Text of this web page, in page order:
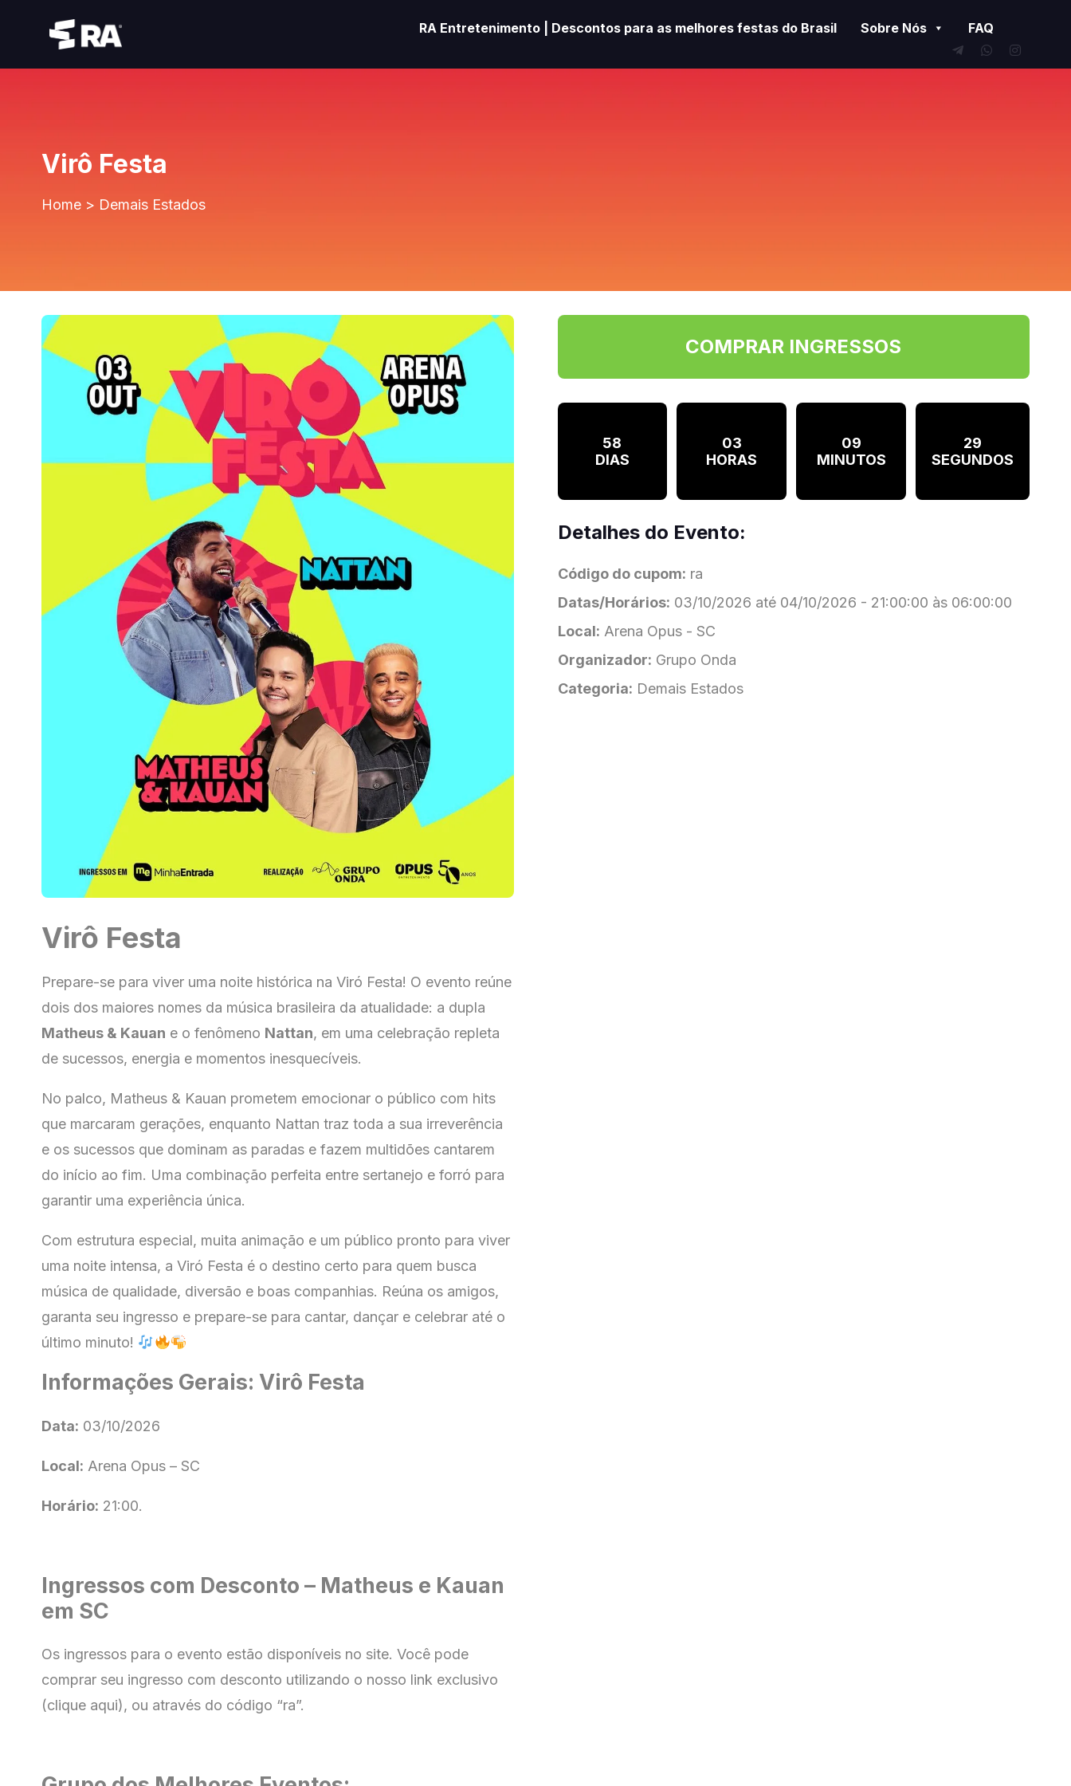
RA Entretenimento | Descontos para as melhores festas do Brasil Sobre Nós FAQ
Virô Festa
Home > Demais Estados
Virô Festa
Prepare-se para viver uma noite histórica na Viró Festa! O evento reúne
dois dos maiores nomes da música brasileira da atualidade: a dupla
Matheus & Kauan e o fenômeno Nattan, em uma celebração repleta
de sucessos, energia e momentos inesquecíveis.
No palco, Matheus & Kauan prometem emocionar o público com hits
que marcaram gerações, enquanto Nattan traz toda a sua irreverência
e os sucessos que dominam as paradas e fazem multidões cantarem
do início ao fim. Uma combinação perfeita entre sertanejo e forró para
garantir uma experiência única.
Com estrutura especial, muita animação e um público pronto para viver
uma noite intensa, a Viró Festa é o destino certo para quem busca
música de qualidade, diversão e boas companhias. Reúna os amigos,
garanta seu ingresso e prepare-se para cantar, dançar e celebrar até o
último minuto!
Informações Gerais: Virô Festa
Data: 03/10/2026
Local: Arena Opus – SC
Horário: 21:00.
Ingressos com Desconto – Matheus e Kauan
em SC
Os ingressos para o evento estão disponíveis no site. Você pode
comprar seu ingresso com desconto utilizando o nosso link exclusivo
(clique aqui), ou através do código “ra”.
COMPRAR INGRESSOS
58
DIAS
03
HORAS
09
MINUTOS
29
SEGUNDOS
Detalhes do Evento:
Código do cupom: ra
Datas/Horários: 03/10/2026 até 04/10/2026 - 21:00:00 às 06:00:00
Local: Arena Opus - SC
Organizador: Grupo Onda
Categoria: Demais Estados